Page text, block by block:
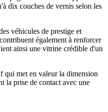
dix couches de vernis selon les
véhicules de prestige et
également à renforcer
ainsi une vitrine crédible d'un
qui met en valeur la dimension
la prise de contact avec une